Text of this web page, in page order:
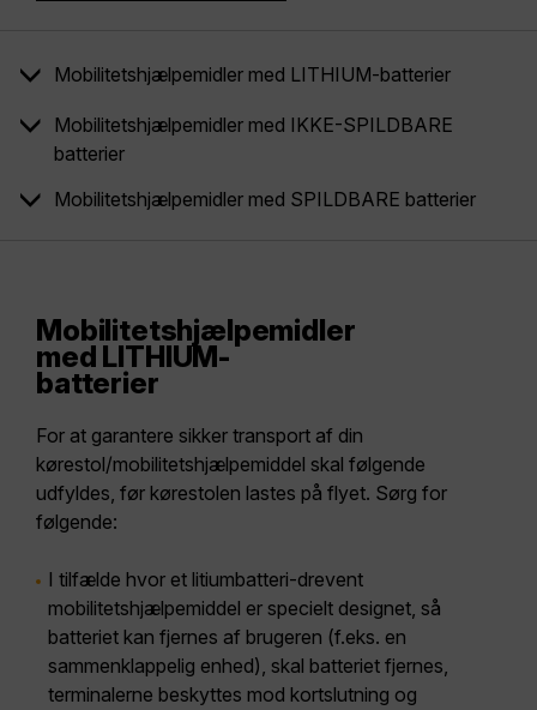
Mobilitetshjælpemidler med LITHIUM-batterier
Mobilitetshjælpemidler med IKKE-SPILDBARE
batterier
Mobilitetshjælpemidler med SPILDBARE batterier
Mobilitetshjælpemidler
med LITHIUM-
batterier
For at garantere sikker transport af din
kørestol/mobilitetshjælpemiddel skal følgende
udfyldes, før kørestolen lastes på flyet. Sørg for
følgende:
I tilfælde hvor et litiumbatteri-drevent
mobilitetshjælpemiddel er specielt designet, så
batteriet kan fjernes af brugeren (f.eks. en
sammenklappelig enhed), skal batteriet fjernes,
terminalerne beskyttes mod kortslutning og